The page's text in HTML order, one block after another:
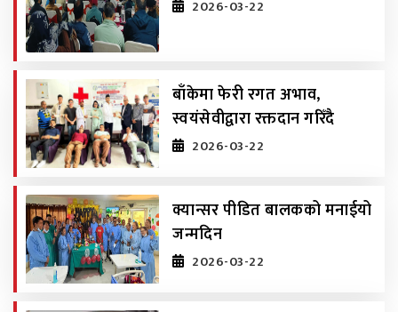
2026-03-22
बाँकेमा फेरी रगत अभाव,
स्वयंसेवीद्वारा रक्तदान गरिँदै
2026-03-22
क्यान्सर पीडित बालकको मनाईयो
जन्मदिन
2026-03-22